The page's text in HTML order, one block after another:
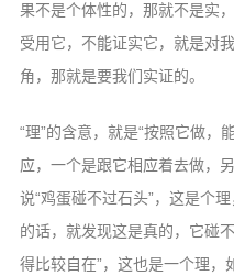
搜索
果不是个体性的，那就不是实
受用它，不能证实它，就是对
角，那就是要我们实证的。
“理”的含意，就是“按照它做，
应，一个是跟它相应着去做，
说“鸡蛋碰不过石头”，这是个
的话，就发现这是真的，它碰
得比较自在”，这也是一个理，